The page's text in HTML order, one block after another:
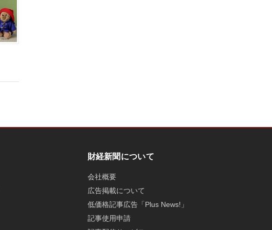
財経新聞について
会社概要
広告掲載について
低価格記事広告「Plus News!」
記事使用申請